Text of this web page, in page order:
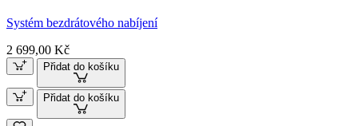
Systém bezdrátového nabíjení
2 699,00 Kč
Přidat do košíku
Přidat do košíku